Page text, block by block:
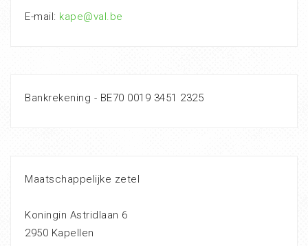
E-mail: kape@val.be
Bankrekening - BE70 0019 3451 2325
Maatschappelijke zetel
Koningin Astridlaan 6
2950 Kapellen